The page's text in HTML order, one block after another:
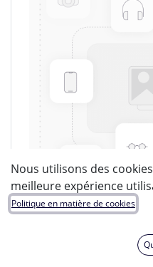
Nous utilisons des
meilleure expérience
Politique en matière de cookies